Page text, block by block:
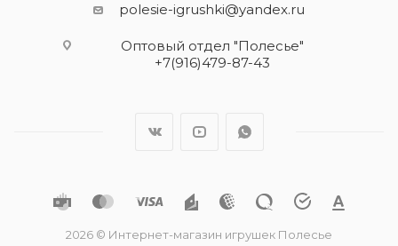
polesie-igrushki@yandex.ru
Оптовый отдел "Полесье"
+7(916)479-87-43
2026 © Интернет-магазин игрушек Полесье